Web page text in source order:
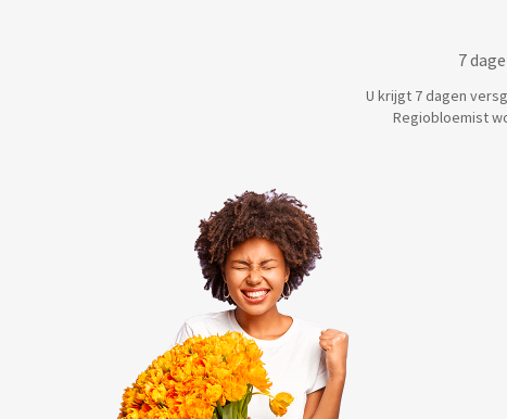
7
U krijgt 7 dagen
Regiobloemist